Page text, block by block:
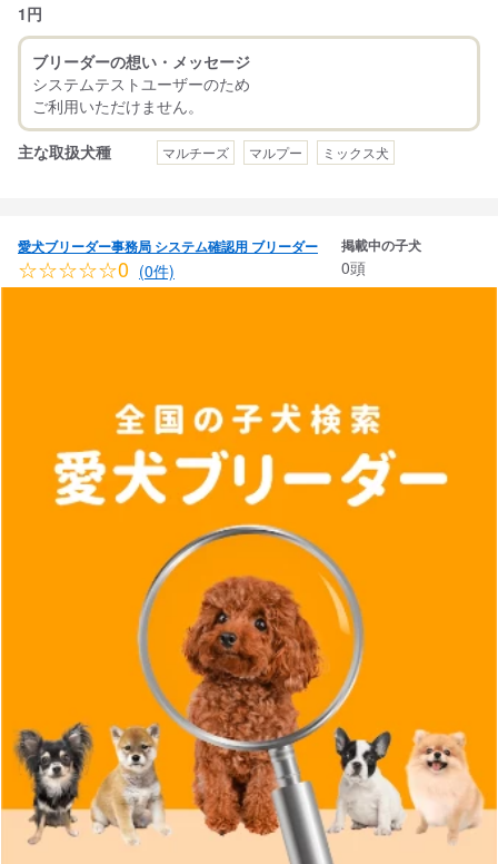
1円
ブリーダーの想い・メッセージ
システムテストユーザーのため
主な取扱犬種 マルチーズ マルプー ミックス犬
愛犬ブリーダー事務局 システム確認用 ブリーダー
☆☆☆☆☆0 (0件)
掲載中の子犬
0頭